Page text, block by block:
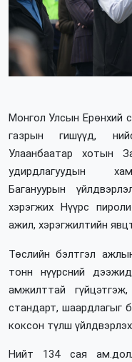
Монгол Улсын Ерөнхий
газрын гишүүд,
Улаанбаатар хотын
удирдлагуудын
Багануурын
хэрэгжих Нүүрс
ажил, хэрэгжилтийн
Төслийн бэлтгэл
тонн нүүрсний
амжилттай
стандарт, шаардлагыг
коксон түлш
Нийт 134 сая